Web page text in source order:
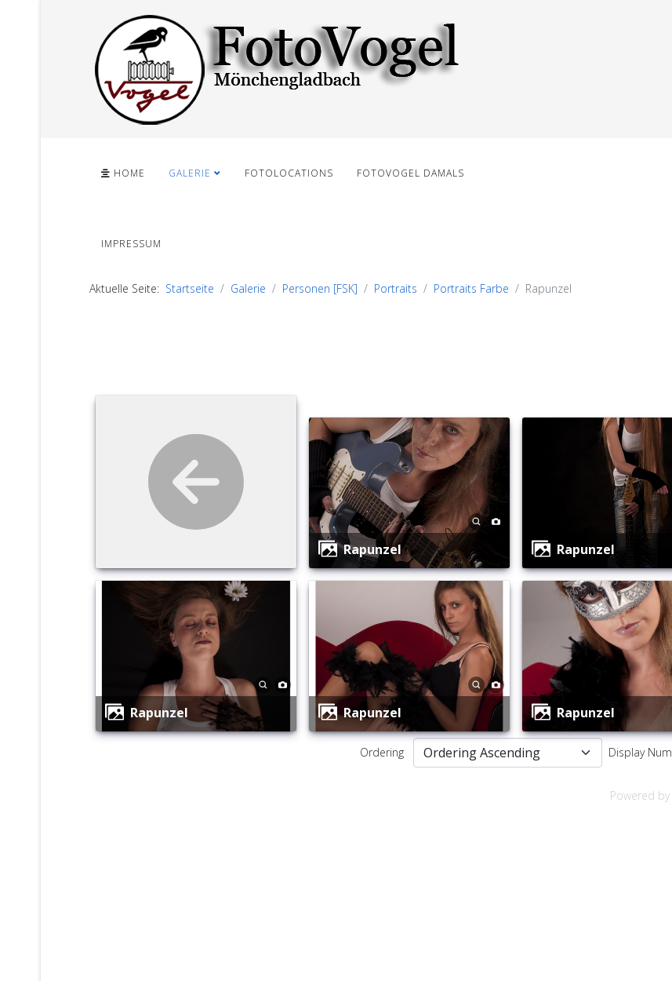
HOME GALERIE FOTOLOCATIONS FOTOVOGEL DAMALS
IMPRESSUM
Aktuelle Seite: Startseite Galerie Personen [FSK] Portraits Portraits Farbe Rapunzel
Rapunzel Rapunzel
Rapunzel Rapunzel Rapunzel
Ordering Display Num
Powered by